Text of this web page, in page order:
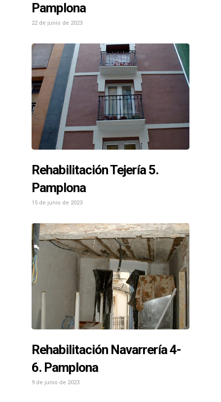
Pamplona
22 de junio de 2023
Rehabilitación Tejería 5.
Pamplona
15 de junio de 2023
Rehabilitación Navarrería 4-
6. Pamplona
9 de junio de 2023